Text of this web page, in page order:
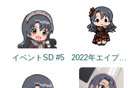
イベントSD #5 2022年エイプリルフールネタ